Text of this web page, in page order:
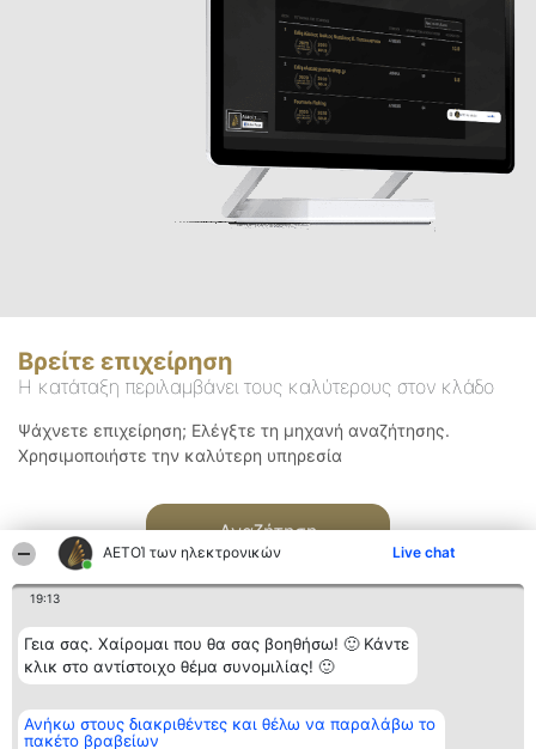
ΑΕΤΟΊ των ηλεκτρονικών Live chat
19:13
Γεια σας. Χαίρομαι που θα σας βοηθήσω! 🙂 Κάντε
κλικ στο αντίστοιχο θέμα συνομιλίας! 🙂
Ανήκω στους διακριθέντες και θέλω να παραλάβω το
πακέτο βραβείων
Βρείτε επιχείρηση
Η κατάταξη περιλαμβάνει τους καλύτερους στον κλάδο
Ψάχνετε επιχείρηση; Ελέγξτε τη μηχανή αναζήτησης.
Χρησιμοποιήστε την καλύτερη υπηρεσία
Αναζήτηση
Διοργανωτής της
κατάταξης
BEAUTIFUL COMPANY
Κατάταξη
Διακριθέντες
Επικοινωνία
Επικοινωνία